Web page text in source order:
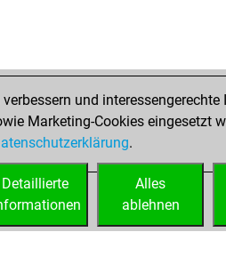
und interessengerechte
Marketing-Cookies eingesetzt
.
Alles
ablehnen
Detaillierte